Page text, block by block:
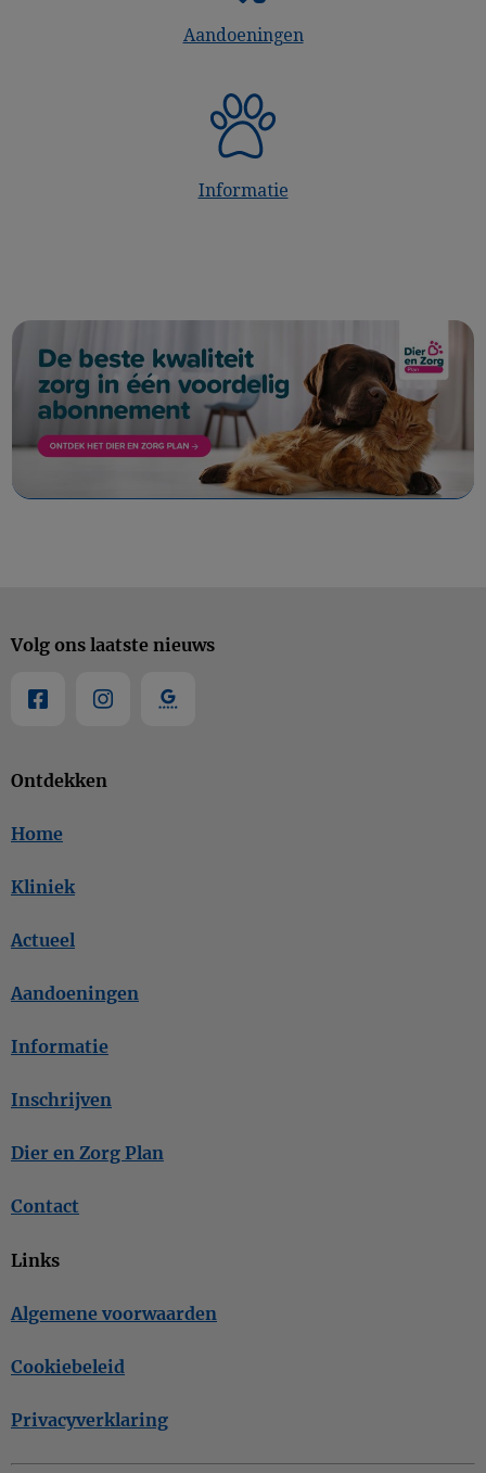
Aandoeningen
Informatie
Ontdekken
Home
Kliniek
Actueel
Aandoeningen
Informatie
Inschrijven
Dier en Zorg Plan
Contact
Links
Algemene voorwaarden
Cookiebeleid
Privacyverklaring
Volg ons laatste nieuws